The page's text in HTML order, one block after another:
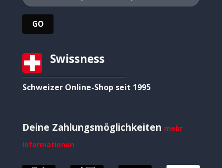
Swissness
Schweizer Online-Shop seit 1995
Deine Zahlungsmöglichkeiten mehr
Informationen →